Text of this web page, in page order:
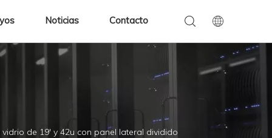
Noticias Contacto
de 19' y 42u con panel lateral dividido